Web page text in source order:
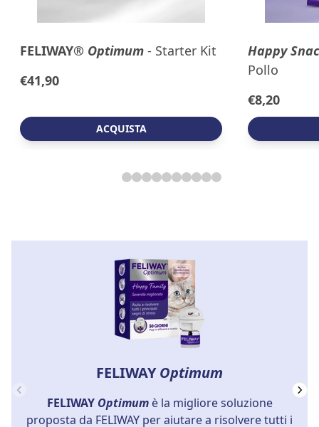
FELIWAY® Optimum - Starter Kit
€41,90
ACQUISTA
Happy
Pollo
€8,20
FELIWAY Optimum
FELIWAY Optimum è la migliore soluzione
proposta da FELIWAY per aiutare a risolvere tutti i